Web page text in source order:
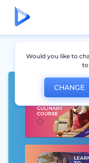
Would you like to
to
CHANGE